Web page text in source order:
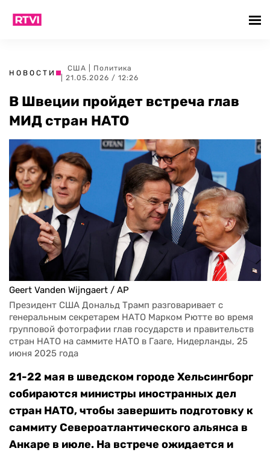
НОВОСТИ
США
Политика
| 21.05.2026 / 12:26
В Швеции пройдет встреча глав
МИД стран НАТО
Geert Vanden Wijngaert / AP
Президент США Дональд Трамп разговаривает с
генеральным секретарем НАТО Марком Рютте во время
групповой фотографии глав государств и правительств
стран НАТО на саммите НАТО в Гааге, Нидерланды, 25
июня 2025 года
21-22 мая в шведском городе Хельсингборг
собираются министры иностранных дел
стран НАТО, чтобы завершить подготовку к
саммиту Североатлантического альянса в
Анкаре в июле. На встрече ожидается и